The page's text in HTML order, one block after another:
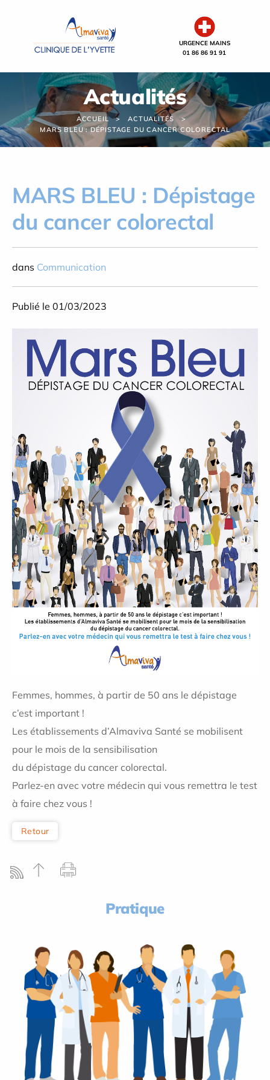
URGENCE MAINS
01 86 86 91 91
Actualités
ACCUEIL
ACTUALITÉS
MARS BLEU : DÉPISTAGE DU CANCER COLORECTAL
MARS BLEU : Dépistage
du cancer colorectal
dans Communication
Publié le 01/03/2023
Femmes, hommes, à partir de 50 ans le dépistage
c’est important !
Les établissements d’Almaviva Santé se mobilisent
pour le mois de la sensibilisation
du dépistage du cancer colorectal.
Parlez-en avec votre médecin qui vous remettra le test
à faire chez vous !
Retour
Pratique